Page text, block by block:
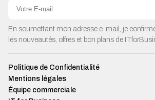
En soumettant mon adresse e-mail, je
les nouveautés, offres et bon plans de
Politique de Confidentialité
Mentions légales
Équipe commerciale